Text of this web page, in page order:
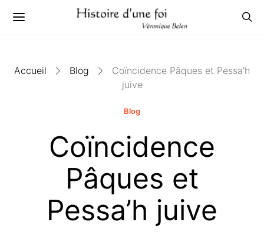
Accueil Blog
Coïncidence Pâques et Pessa’h
juive
Blog
Coïncidence
Pâques et
Pessa’h juive